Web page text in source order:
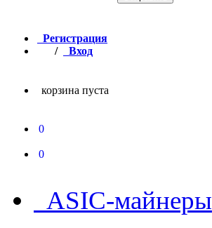
Регистрация
/
Вход
корзина пуста
0
0
ASIC-майнеры